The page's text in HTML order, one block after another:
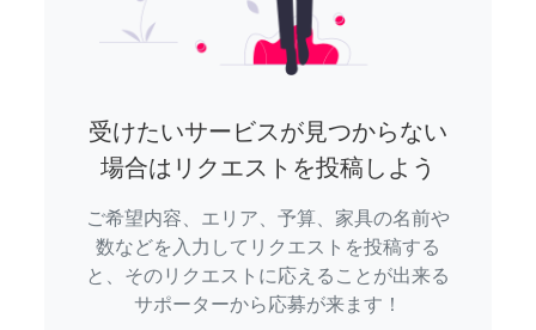
受けたいサービスが見つからない
場合はリクエストを投稿しよう
ご希望内容、エリア、予算、家具の名前や
数などを入力してリクエストを投稿する
と、そのリクエストに応えることが出来る
サポーターから応募が来ます！